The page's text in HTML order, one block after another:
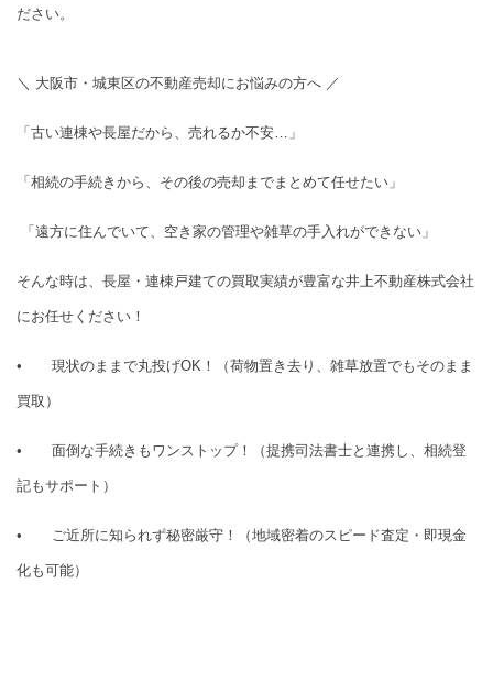
ださい。
＼ 大阪市・城東区の不動産売却にお悩みの方へ ／
「古い連棟や長屋だから、売れるか不安…」
「相続の手続きから、その後の売却までまとめて任せたい」
「遠方に住んでいて、空き家の管理や雑草の手入れができない」
そんな時は、長屋・連棟戸建ての買取実績が豊富な井上不動産株式会社
にお任せください！
• 現状のままで丸投げOK！（荷物置き去り、雑草放置でもそのまま
買取）
• 面倒な手続きもワンストップ！（提携司法書士と連携し、相続登
記もサポート）
• ご近所に知られず秘密厳守！（地域密着のスピード査定・即現金
化も可能）